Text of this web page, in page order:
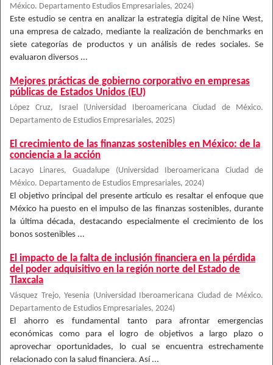
México. Departamento Estudios Empresariales, 2024)
Este estudio se centra en analizar la estrategia digital de Nine West,
una empresa de calzado, mediante la realización de benchmarks en
siete categorías de productos y un análisis de redes sociales. Se
evaluaron diversos ...
Mejores prácticas de gobierno corporativo en empresas
públicas de Estados Unidos (EU)
López Cruz, Israel (Universidad Iberoamericana Ciudad de México.
Departamento de Estudios Empresariales, 2025)
El crecimiento de las finanzas sostenibles en México: de la
conciencia a la acción
Lacayo Linares, Guadalupe (Universidad Iberoamericana Ciudad de
México. Departamento de Estudios Empresariales, 2024)
El objetivo principal del presente artículo es resaltar el enfoque que
México ha puesto en el impulso de las finanzas sostenibles, durante
la última década, destacando especialmente el crecimiento de los
bonos sostenibles ...
El impacto de la falta de inclusión financiera en la pérdida
del poder adquisitivo en la región norte del Estado de
Tlaxcala
Vásquez Trejo, Yesenia (Universidad Iberoamericana Ciudad de México.
Departamento de Estudios Empresariales, 2024)
El ahorro es fundamental tanto para afrontar emergencias
económicas como para el logro de objetivos a largo plazo o
aprovechar oportunidades, lo cual se encuentra estrechamente
relacionado con la salud financiera. Así ...